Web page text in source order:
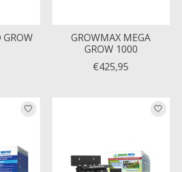
GROW
GROWMAX MEGA
GROW 1000
€425,95